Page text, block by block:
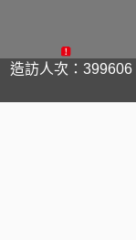
造訪人次：399606